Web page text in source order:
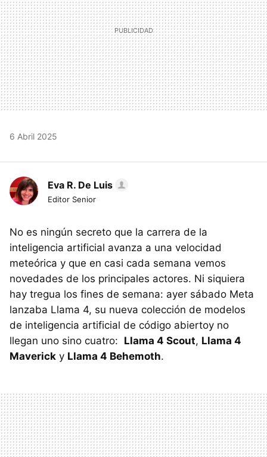
6 Abril 2025
Eva R. De Luis
Editor Senior
No es ningún secreto que la carrera de la
inteligencia artificial avanza a una velocidad
meteórica y que en casi cada semana vemos
novedades de los principales actores. Ni siquiera
hay tregua los fines de semana: ayer sábado Meta
lanzaba Llama 4, su nueva colección de modelos
de inteligencia artificial de código abiertoy no
llegan uno sino cuatro: Llama 4 Scout, Llama 4
Maverick y Llama 4 Behemoth.